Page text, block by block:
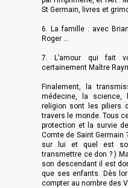
St Germain, livres et
6. La famille : avec
Roger ...
7. L’amour qui fait
certainement Maître
Finalement, la
médecine, la
religion sont les piliers
travers le monde. Tous
protection et la survie
Comte de Saint Germain
sur lui et quel est
transmettre ce don ? )
son descendant il est
que ses enfants. Dès
compter au nombre des